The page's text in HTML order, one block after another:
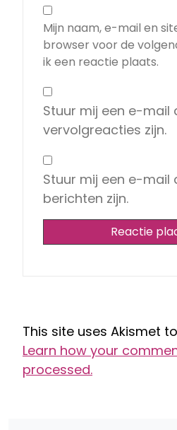
Mijn naam, e-mail en
browser voor de
ik een reactie plaats.
Stuur mij een e-mail
vervolgreacties zijn.
Stuur mij een e-mail
berichten zijn.
This site uses Akismet
Learn how your
processed.